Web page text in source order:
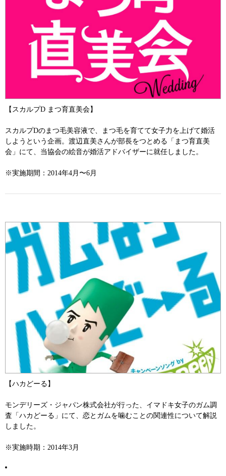
【スカルプD まつ育直美会】
スカルプDのまつ毛美容液で、まつ毛を育てて女子力を上げて婚活
しようという企画。渡辺直美さんが部長をつとめる「まつ育直美
会」にて、当協会の絵音が婚活アドバイザーに就任しました。
※実施期間：2014年4月〜6月
【ハカどーる】
モンデリーズ・ジャパン株式会社が行った、イマドキ女子のガム調
査「ハカどーる」にて、恋とガムを噛むことの関連性について解説
しました。
※実施時期：2014年3月